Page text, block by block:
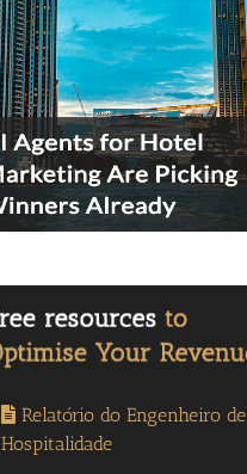
Relatório do Engenheiro de
Hospitalidade